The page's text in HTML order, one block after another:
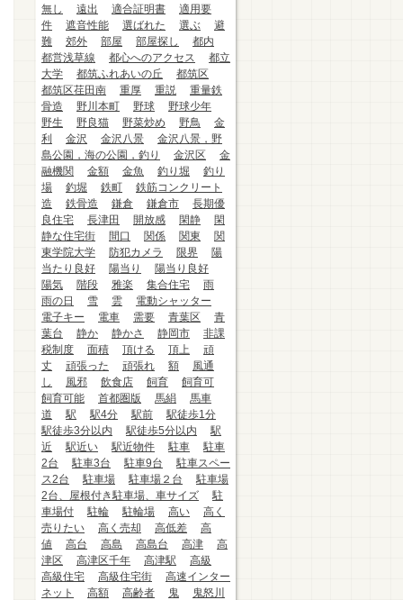
無し
遠出 適合証明書
適用要
件
遮音性能 選ばれた 選ぶ
避
難
郊外 部屋 部屋探し
都内
都営浅草線
都心へのアクセス
都立
大学
都筑ふれあいの丘
都筑区
都筑区荏田南
重厚 重説
重量鉄
骨造
野川本町 野球
野球少年
野生
野良猫 野菜炒め 野鳥
金
利
金沢 金沢八景
金沢八景，野
島公園，海の公園，釣り
金沢区
金
融機関
金額 金魚 釣り堀
釣り
場
釣堀 鉄町
鉄筋コンクリート
造
鉄骨造 鎌倉 鎌倉市
長期優
良住宅
長津田 開放感 閑静
閑
静な住宅街
間口 関係 関東
関
東学院大学
防犯カメラ 限界
陽
当たり良好
陽当り
陽当り良好
陽気
階段 雅楽 集合住宅
雨
雨の日
雪 雲
電動シャッター
電子キー
電車 需要 青葉区
青
葉台
静か 静かさ 静岡市
非課
税制度
面積 頂ける 頂上
頑
丈
頑張った 頑張れ 額
風通
し
風邪 飲食店 飼育
飼育可
飼育可能
首都圏版 馬絹
馬車
道
駅 駅4分 駅前
駅徒歩1分
駅徒歩3分以内
駅徒歩5分以内
駅
近
駅近い 駅近物件 駐車
駐車
2台
駐車3台 駐車9台
駐車スペー
ス2台
駐車場 駐車場２台
駐車場
2台、屋根付き駐車場、車サイズ
駐
車場付
駐輪 駐輪場 高い
高く
売りたい
高く売却 高低差
高
値
高台 高島 高島台 高津
高
津区
高津区千年 高津駅
高級
高級住宅
高級住宅街
高速インター
ネット
高額 高齢者 鬼
鬼怒川